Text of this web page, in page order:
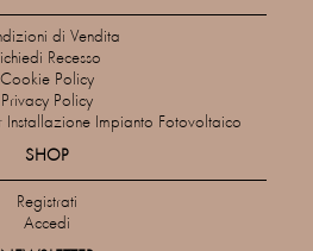
di Vendita
Recesso
Cookie Policy
Privacy Policy
Installazione Impianto Fotovoltaico
SHOP
Registrati
Accedi